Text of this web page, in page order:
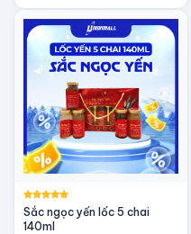
nắng trực tiếp.
Sắc ngọc yến lốc 5 chai
140ml